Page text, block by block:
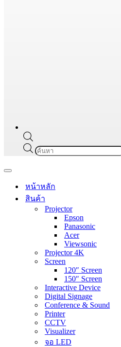
Products
search
Navigation
หน้าหลัก
สินค้า
Projector
Epson
Panasonic
Acer
Viewsonic
Projector 4K
Screen
120″ Screen
150″ Screen
Interactive Device
Digital Signage
Conference & Sound
Printer
CCTV
Visualizer
จอ LED